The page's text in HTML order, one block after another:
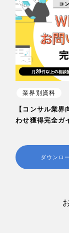
業界別資料
【コンサル業
わせ獲得完全ガ
ダウンロ